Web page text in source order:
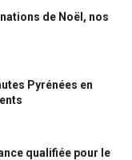
de Noël, nos
Pyrénées en
qualifiée pour le